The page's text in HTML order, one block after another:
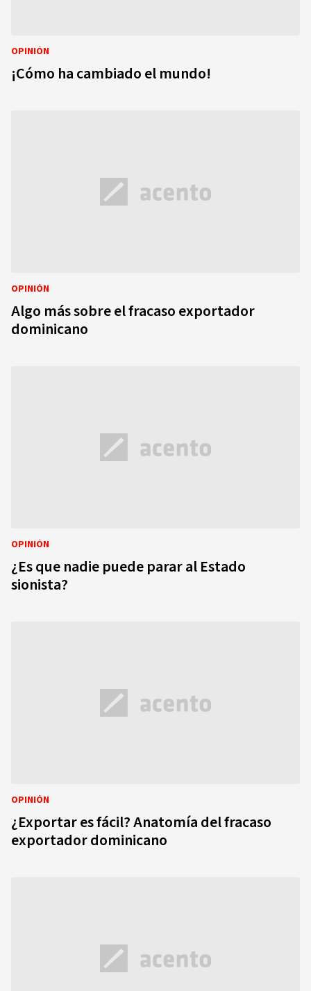
OPINIÓN
¡Cómo ha cambiado el mundo!
OPINIÓN
Algo más sobre el fracaso exportador
dominicano
OPINIÓN
¿Es que nadie puede parar al Estado
sionista?
OPINIÓN
¿Exportar es fácil? Anatomía del fracaso
exportador dominicano